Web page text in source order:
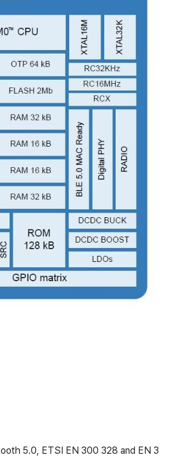
5.0, ETSI EN 300 328 and EN 3